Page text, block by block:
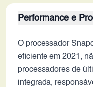
Performance e
O processador
eficiente em 2021,
processadores de
integrada,